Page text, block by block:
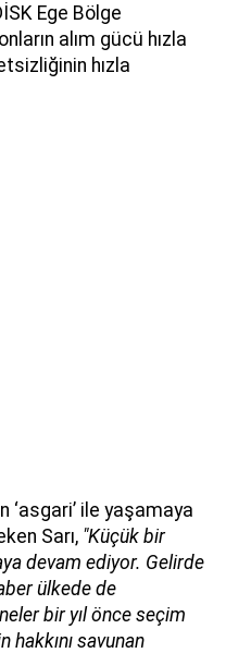
Ege Bölge
alım gücü hızla
hızla
‘asgari’ ile yaşamaya
Sarı, "Küçük bir
devam ediyor. Gelirde
ülkede de
bir yıl önce seçim
savunan